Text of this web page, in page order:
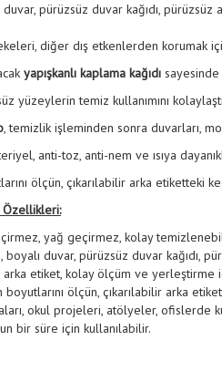
pürüzsüz duvar kağıdı,
diğer dış etkenlerden korumak
yapışkanlı kaplama kağıdı sayesinde
yüzeylerin temiz kullanımını
, temizlik işleminden sonra duvarları,
anti-toz, anti-nem ve ısıya
ölçün, çıkarılabilir arka etiketteki
Özellikleri:
yağ geçirmez, kolay
duvar, pürüzsüz duvar kağıdı,
arka etiket, kolay ölçüm ve
ölçün, çıkarılabilir arka
okul projeleri, atölyeler, ofislerde
bir süre için kullanılabilir.